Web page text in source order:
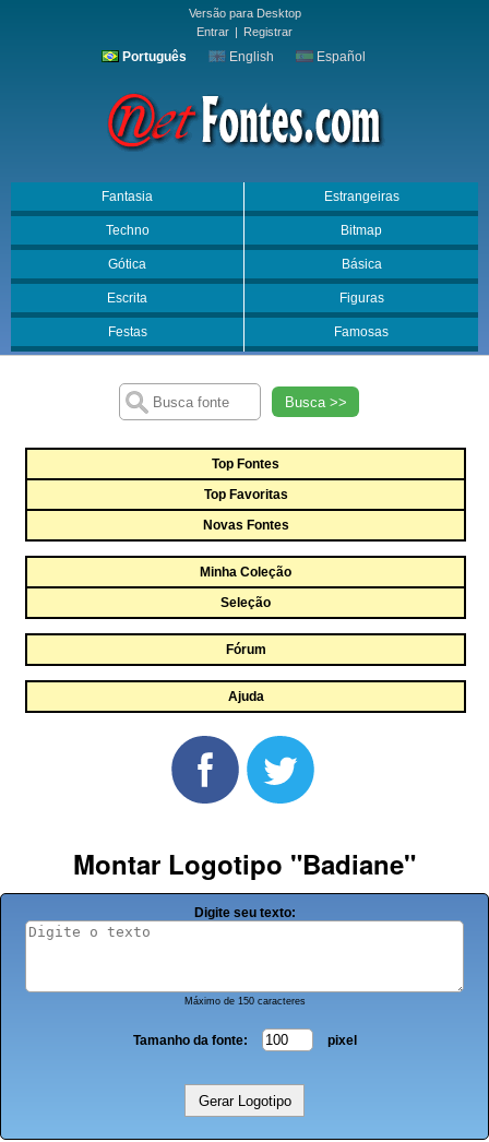
Versão para Desktop
Entrar | Registrar
Português English Español
Fantasia Estrangeiras
Techno Bitmap
Gótica Básica
Escrita Figuras
Festas Famosas
Busca >>
Top Fontes
Top Favoritas
Novas Fontes
Minha Coleção
Seleção
Fórum
Ajuda
Montar Logotipo "Badiane"
Digite seu texto:
Máximo de 150 caracteres
Tamanho da fonte: pixel